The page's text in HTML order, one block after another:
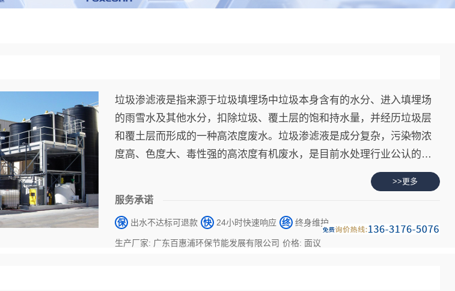
垃圾渗滤液是指来源于垃圾填埋场中垃圾本身含有的水分、进入填埋场
的雨雪水及其他水分，扣除垃圾、覆土层的饱和持水量，并经历垃圾层
和覆土层而形成的一种高浓度废水。垃圾渗滤液是成分复杂，污染物浓
度高、色度大、毒性强的高浓度有机废水，是目前水处理行业公认的难
题，不仅含有大量的有机污染物，还含有各类重金属污染物，如果垃处
置不当，不但影响地表水的质量，还会危及的地下水的安全。
>>更多
服务承诺
保 出水不达标可退款 快 24小时快速响应 终 终身维护
生产厂家: 广东百惠浦环保节能发展有限公司 价格: 面议